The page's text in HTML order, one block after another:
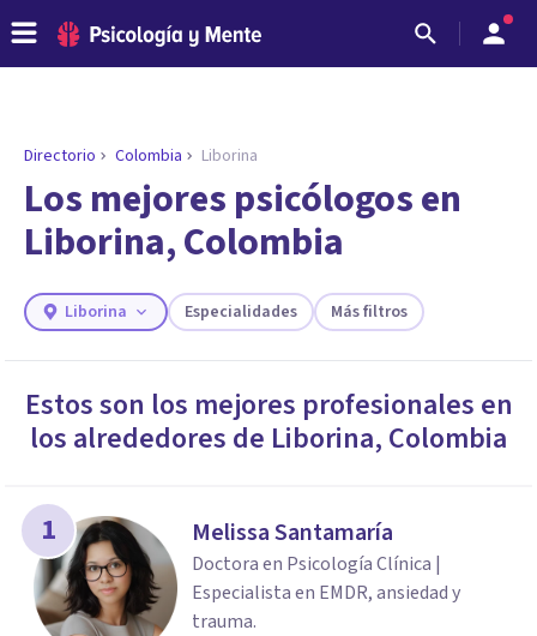
ENCONTRAR MI TERAPEUTA
¿Necesitas ayuda para encontrar el
psicólogo adecuado?
Responde a unas breves preguntas y te ofreceremos
necesidades.
Directorio Colombia Liborina
Los mejores psicólogos en
Liborina, Colombia
Liborina Especialidades Más filtros
Estos son los mejores profesionales en
los alrededores de Liborina, Colombia
1 Melissa Santamaría
Doctora en Psicología Clínica |
Especialista en EMDR, ansiedad y
trauma.